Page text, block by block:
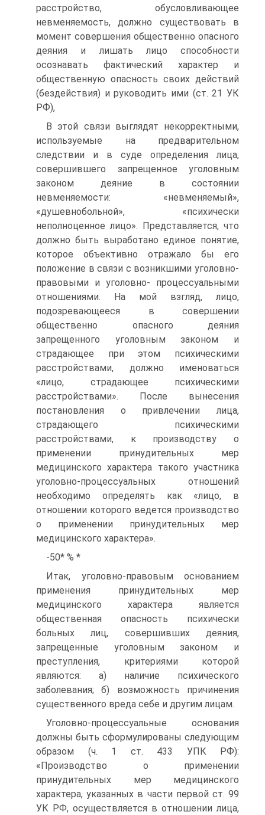
расстройство, обусловливающее
невменяемость, должно существовать в
момент совершения общественно опасного
деяния и лишать лицо способности
осознавать фактический характер и
общественную опасность своих действий
(бездействия) и руководить ими (ст. 21 УК
РФ),
В этой связи выглядят некорректными,
используемые на предварительном
следствии и в суде определения лица,
совершившего запрещенное уголовным
законом деяние в состоянии
невменяемости: «невменяемый»,
«душевнобольной», «психически
неполноценное лицо». Представляется, что
должно быть выработано единое понятие,
которое объективно отражало бы его
положение в связи с возникшими уголовно-
правовыми и уголовно- процессуальными
отношениями. На мой взгляд, лицо,
подозревающееся в совершении
общественно опасного деяния
запрещенного уголовным законом и
страдающее при этом психическими
расстройствами, должно именоваться
«лицо, страдающее психическими
расстройствами». После вынесения
постановления о привлечении лица,
страдающего психическими
расстройствами, к производству о
применении принудительных мер
медицинского характера такого участника
уголовно-процессуальных отношений
необходимо определять как «лицо, в
отношении которого ведется производство
о применении принудительных мер
медицинского характера».
-50* % *
Итак, уголовно-правовым основанием
применения принудительных мер
медицинского характера является
общественная опасность психически
больных лиц, совершивших деяния,
запрещенные уголовным законом и
преступления, критериями которой
являются: а) наличие психического
заболевания; б) возможность причинения
существенного вреда себе и другим лицам.
Уголовно-процессуальные основания
должны быть сформулированы следующим
образом (ч. 1 ст. 433 УПК РФ):
«Производство о применении
принудительных мер медицинского
характера, указанных в части первой ст. 99
УК РФ, осуществляется в отношении лица,